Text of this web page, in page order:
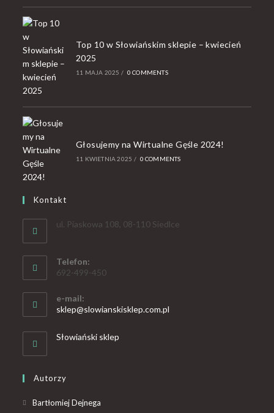
Top 10 w Słowiańskim sklepie – kwiecień
2025
11 MAJA 2025 / 0 COMMENTS
Głosujemy na Wirtualne Gęśle 2024!
11 KWIETNIA 2025 / 0 COMMENTS
Kontakt
ul. Piaskowa 108, 08-110 Siedlce
Telefon:
692-499-450
e-mail:
sklep@slowianskisklep.com.pl
Słowiański sklep
Autorzy
Bartłomiej Dejnega